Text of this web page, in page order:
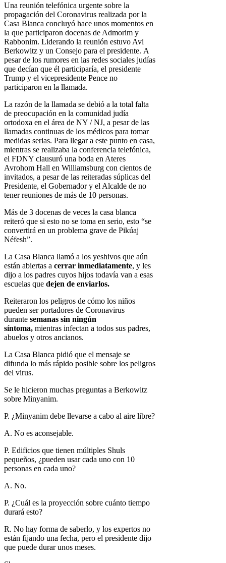
Una reunión telefónica urgente sobre la
propagación del Coronavirus realizada por la
Casa Blanca concluyó hace unos momentos en
la que participaron docenas de Admorim y
Rabbonim. Liderando la reunión estuvo Avi
Berkowitz y un Consejo para el presidente. A
pesar de los rumores en las redes sociales judías
que decían que él participaría, el presidente
Trump y el vicepresidente Pence no
participaron en la llamada.
La razón de la llamada se debió a la total falta
de preocupación en la comunidad judía
ortodoxa en el área de NY / NJ, a pesar de las
llamadas continuas de los médicos para tomar
medidas serias. Para llegar a este punto en casa,
mientras se realizaba la conferencia telefónica,
el FDNY clausuró una boda en Ateres
Avrohom Hall en Williamsburg con cientos de
invitados, a pesar de las reiteradas súplicas del
Presidente, el Gobernador y el Alcalde de no
tener reuniones de más de 10 personas.
Más de 3 docenas de veces la casa blanca
reiteró que si esto no se toma en serio, esto “se
convertirá en un problema grave de Pikúaj
Néfesh”.
La Casa Blanca llamó a los yeshivos que aún
están abiertas a cerrar inmediatamente, y les
dijo a los padres cuyos hijos todavía van a esas
escuelas que dejen de enviarlos.
Reiteraron los peligros de cómo los niños
pueden ser portadores de Coronavirus
durante semanas sin ningún
síntoma, mientras infectan a todos sus padres,
abuelos y otros ancianos.
La Casa Blanca pidió que el mensaje se
difunda lo más rápido posible sobre los peligros
del virus.
Se le hicieron muchas preguntas a Berkowitz
sobre Minyanim.
P. ¿Minyanim debe llevarse a cabo al aire libre?
A. No es aconsejable.
P. Edificios que tienen múltiples Shuls
pequeños, ¿pueden usar cada uno con 10
personas en cada uno?
A. No.
P. ¿Cuál es la proyección sobre cuánto tiempo
durará esto?
R. No hay forma de saberlo, y los expertos no
están fijando una fecha, pero el presidente dijo
que puede durar unos meses.